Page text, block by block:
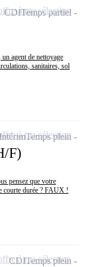
agent de nettoyage
sanitaires, sol
CDITemps partiel
à ma sélection
F)
pensez que votre
courte durée ? FAUX !
Temps plein
à ma sélection
CDITemps plein
à ma sélection